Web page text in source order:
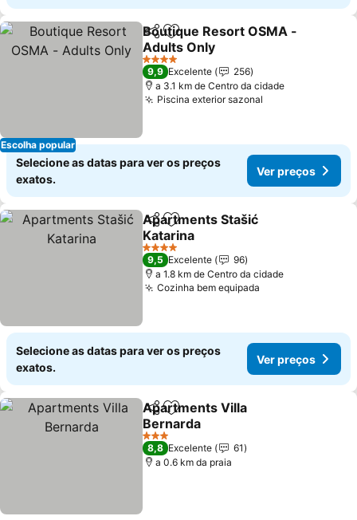
Escolha popular
PartilharAdicionar aos favoritos
Boutique Resort OSMA -
Adults Only
4 Estrelas
9,9 Excelente
256
a 3.1 km de Centro da cidade
Piscina exterior sazonal
Selecione as datas para ver os preços
exatos.
Ver preços
PartilharAdicionar aos favoritos
Apartments Stašić
Katarina
4 Estrelas
9,5 Excelente
96
a 1.8 km de Centro da cidade
Cozinha bem equipada
Selecione as datas para ver os preços
exatos.
Ver preços
PartilharAdicionar aos favoritos
Apartments Villa
Bernarda
3 Estrelas
8,8 Excelente
61
a 0.6 km da praia